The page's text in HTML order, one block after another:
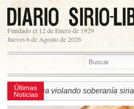
Fundado el 12 de Enero de 1929
Jueves 6 de Agosto de 2026
Últimas
Noticias
violando soberanía siria en el sur